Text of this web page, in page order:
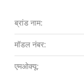
ब्रांड नाम:
मॉडल नंबर:
एमओक्यू: